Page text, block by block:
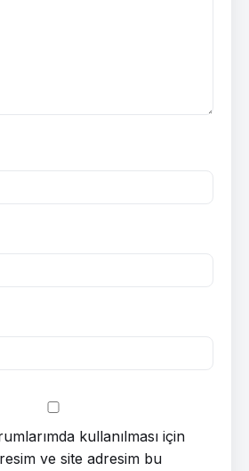
kullanılması için
ve site adresim bu